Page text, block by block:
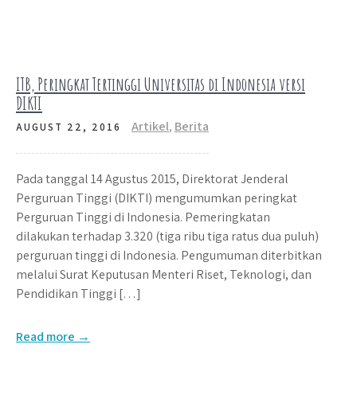
ITB, Peringkat Tertinggi Universitas di Indonesia versi
DIKTI
AUGUST 22, 2016 Artikel, Berita
Pada tanggal 14 Agustus 2015, Direktorat Jenderal
Perguruan Tinggi (DIKTI) mengumumkan peringkat
Perguruan Tinggi di Indonesia. Pemeringkatan
dilakukan terhadap 3.320 (tiga ribu tiga ratus dua puluh)
perguruan tinggi di Indonesia. Pengumuman diterbitkan
melalui Surat Keputusan Menteri Riset, Teknologi, dan
Pendidikan Tinggi […]
Read more →